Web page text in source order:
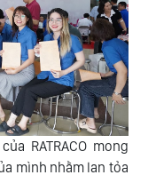
RATRACO mong
mình nhằm lan tỏa